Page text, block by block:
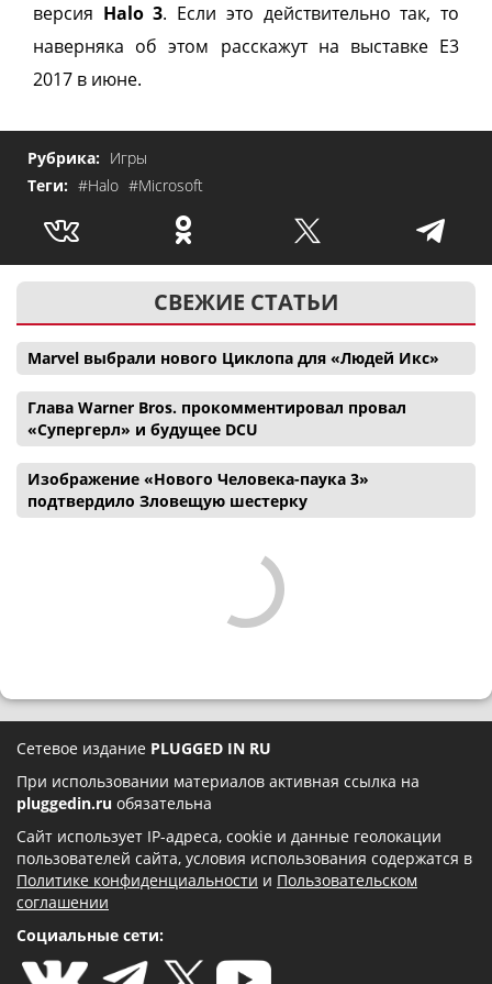
версия Halo 3. Если это действительно так, то
наверняка об этом расскажут на выставке Е3
2017 в июне.
Рубрика: Игры
Теги: #Halo #Microsoft
СВЕЖИЕ СТАТЬИ
Marvel выбрали нового Циклопа для «Людей Икс»
Глава Warner Bros. прокомментировал провал
«Супергерл» и будущее DCU
Изображение «Нового Человека-паука 3»
подтвердило Зловещую шестерку
Сетевое издание PLUGGED IN RU
При использовании материалов активная ссылка на
pluggedin.ru обязательна
Сайт использует IP-адреса, cookie и данные геолокации
пользователей сайта, условия использования содержатся в
Политике конфиденциальности и Пользовательском
соглашении
Социальные сети: